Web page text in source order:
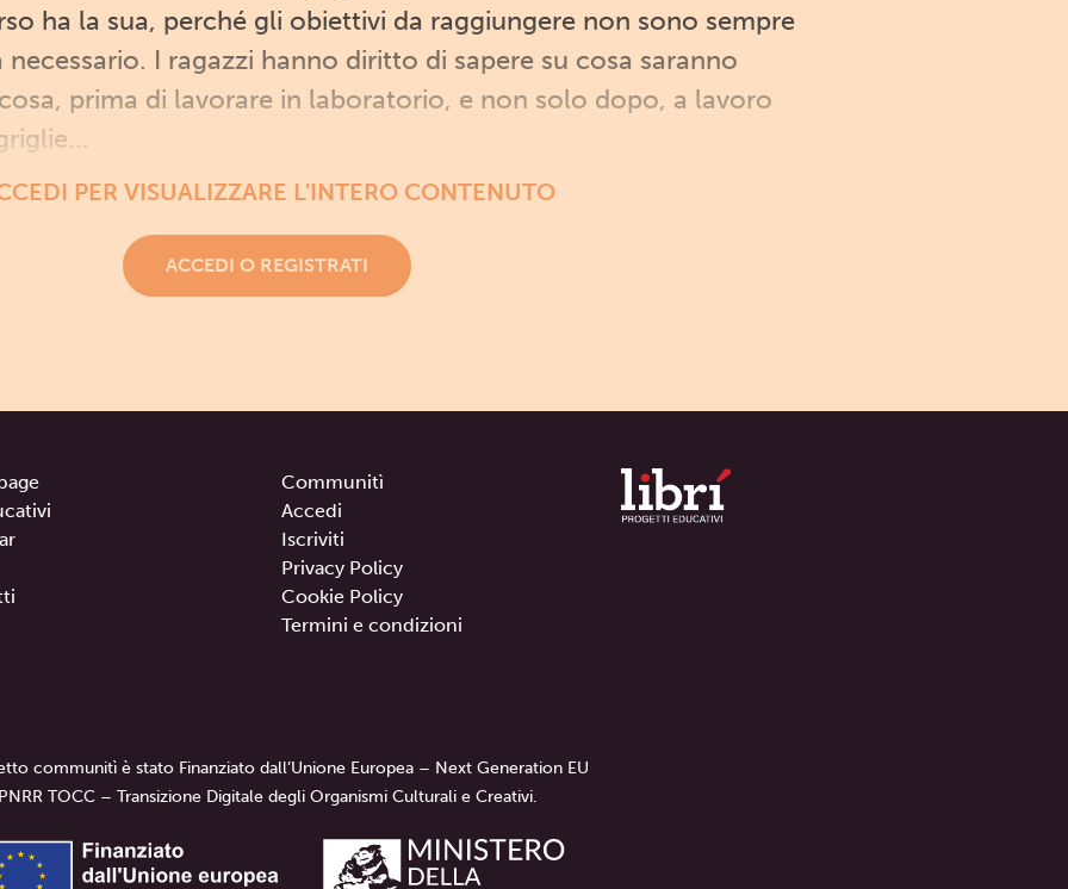
ha la sua, perché gli obiettivi da raggiungere non sono sempre
I ragazzi hanno diritto di sapere su cosa saranno
prima di lavorare in laboratorio, e non solo dopo, a lavoro
PER VISUALIZZARE L'INTERO CONTENUTO
ACCEDI O REGISTRATI
Communitì
Accedi
Iscriviti
Privacy Policy
Cookie Policy
Termini e condizioni
communitì è stato Finanziato dall’Unione Europea – Next Generation EU
TOCC – Transizione Digitale degli Organismi Culturali e Creativi.